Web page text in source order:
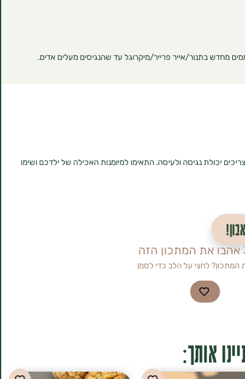
יכולת נגיסה ולעיסה. התאימו למיומנות האכילה של ילדכם ושימו
אהבו את המתכון הזה
לחצי על הלב כדי לסמן
אותך: